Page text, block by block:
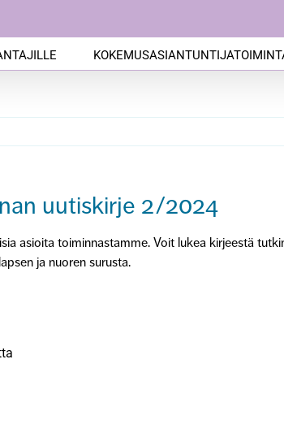
uutiskirje 2/2024
asioita toiminnastamme. Voit lukea kirjeestä
ja nuoren surusta.